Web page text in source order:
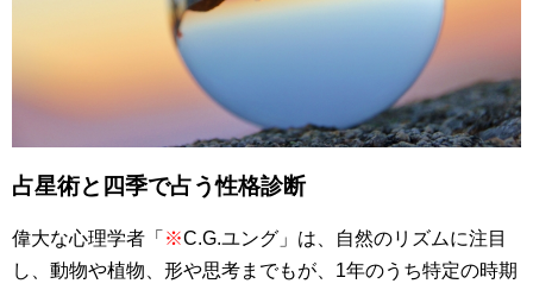
占星術と四季で占う性格診断
偉大な心理学者「 ※C.G.ユング」は、自然のリズムに注目
し、動物や植物、形や思考までもが、1年のうち特定の時期